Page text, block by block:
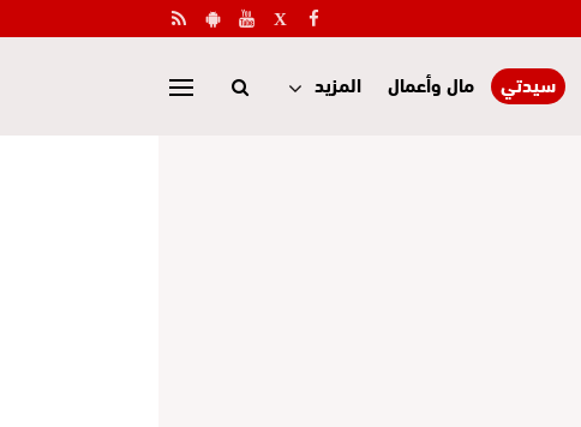
سيدتي مال وأعمال المزيد